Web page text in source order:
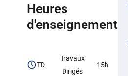
Heures
d'enseignement
TD
Travaux
Dirigés
15h